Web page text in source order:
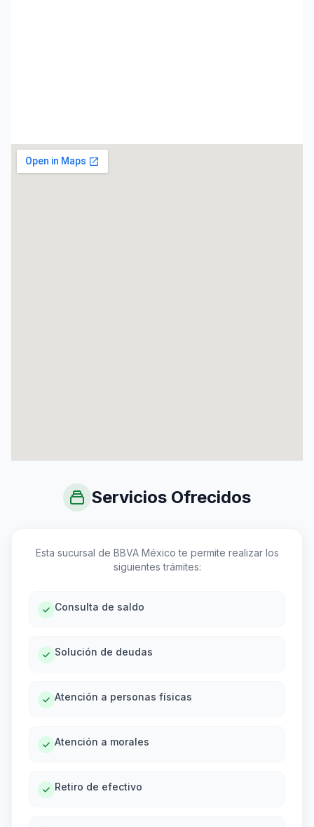
Servicios Ofrecidos
Esta sucursal de BBVA México te permite realizar los
siguientes trámites:
Consulta de saldo
Solución de deudas
Atención a personas físicas
Atención a morales
Retiro de efectivo